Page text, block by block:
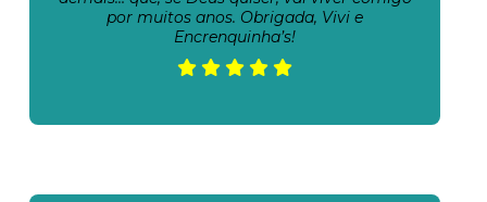
por muitos anos. Obrigada, Vivi e
Encrenquinha’s!